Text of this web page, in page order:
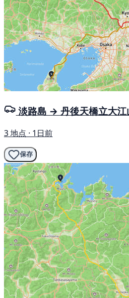
淡路島 → 丹後天橋立大江
3 地点 · 1日前
保存